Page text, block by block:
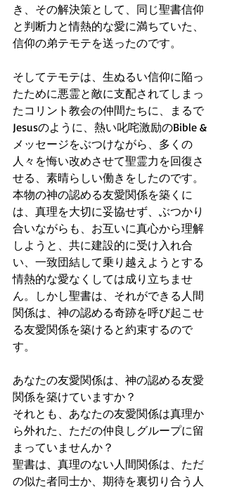
き、その解決策として、同じ聖書信仰
と判断力と情熱的な愛に満ちていた、
信仰の弟テモテを送ったのです。
そしてテモテは、生ぬるい信仰に陥っ
たために悪霊と敵に支配されてしまっ
たコリント教会の仲間たちに、まるで
Jesusのように、熱い叱咤激励のBible &
メッセージをぶつけながら、多くの
人々を悔い改めさせて聖霊力を回復さ
せる、素晴らしい働きをしたのです。
本物の神の認める友愛関係を築くに
は、真理を大切に妥協せず、ぶつかり
合いながらも、お互いに真心から理解
しようと、共に建設的に受け入れ合
い、一致団結して乗り越えようとする
情熱的な愛なくしては成り立ちませ
ん。しかし聖書は、それができる人間
関係は、神の認める奇跡を呼び起こせ
る友愛関係を築けると約束するので
す。
あなたの友愛関係は、神の認める友愛
関係を築けていますか？
それとも、あなたの友愛関係は真理か
ら外れた、ただの仲良しグループに留
まっていませんか？
聖書は、真理のない人間関係は、ただ
の似た者同士か、期待を裏切り合う人